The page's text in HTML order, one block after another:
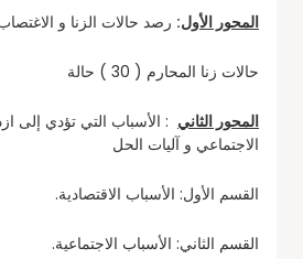
المحور الأول: رصد حالات الزنا و الاغتصاب
حالات زنا المحارم ( 30 ) حالة
المحور الثاني : الأسباب التي تؤدي إلى
الاجتماعي و آليات الحل
القسم الأول: الأسباب الاقتصادية.
القسم الثاني: الأسباب الاجتماعية.